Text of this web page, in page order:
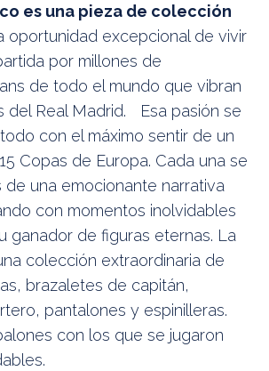
es una pieza de colección
oportunidad excepcional de vivir
por millones de
de todo el mundo que vibran
del Real Madrid. Esa pasión se
con el máximo sentir de un
Copas de Europa. Cada una se
una emocionante narrativa
con momentos inolvidables
ganador de figuras eternas. La
colección extraordinaria de
brazaletes de capitán,
pantalones y espinilleras.
con los que se jugaron